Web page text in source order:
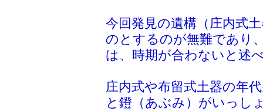
今回発見の遺構（庄内式
のとするのが無難であり
は、時期が合わないと述
庄内式や布留式土器の年
と鐙（あぶみ）がいっし